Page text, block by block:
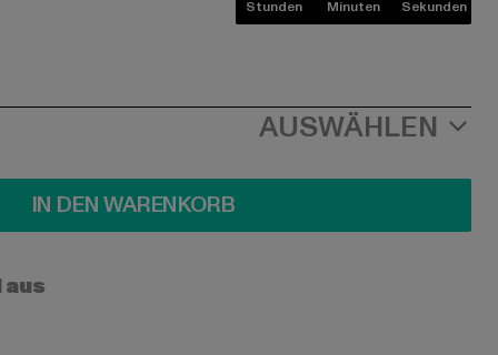
Stunden Minuten Sekunden
AUSWÄHLEN
IN DEN WARENKORB